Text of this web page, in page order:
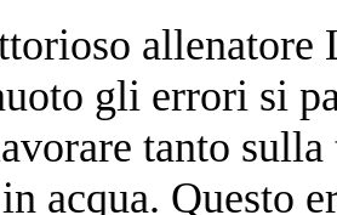
allenatore
gli errori si
tanto
acqua. Questo